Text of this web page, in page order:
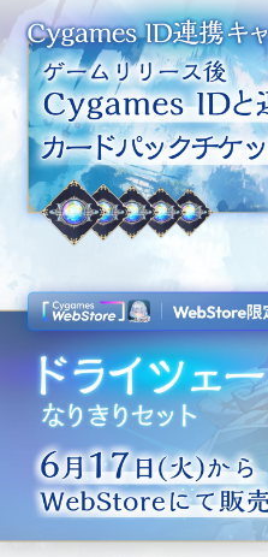
【応募方法】
1. Cygames IDを作成しま
2. ハッシュタグ「
応援コメントをポストしま
以上で応募が完了します。
※すでに「Cygames ID」に
アカウントで「Cygames
ュタグ「#CygamesID準備
トをポストしてください。
6月12日(木) ～ 6月17日(火)
【応募条件】
・【応募方法】に記載した
と。
・日本国内にお住まいの方
・本ページに記載の内容
下「当社」とします)のプ
ただけること。
※応募があった時点で同
ます。
・未成年者の場合、親権者